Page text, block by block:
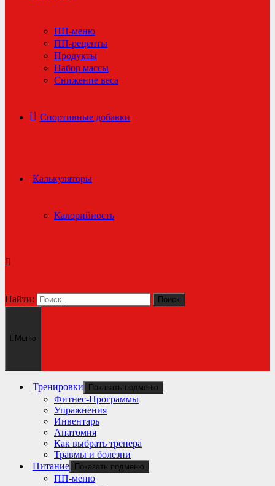
ПП-меню
ПП-рецепты
Продукты
Набор массы
Снижение веса
Спортивные добавки
Калькуляторы
Калорийность
Найти:
Меню
Тренировки Показать подменю
Фитнес-Программы
Упражнения
Инвентарь
Анатомия
Как выбрать тренера
Травмы и болезни
Питание
Показать подменю
ПП-меню